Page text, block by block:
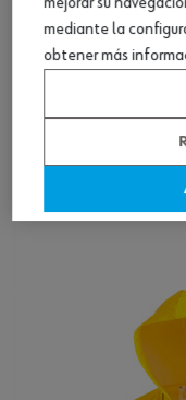
Chaqueta,
mejorar su
mediante la
obtener más